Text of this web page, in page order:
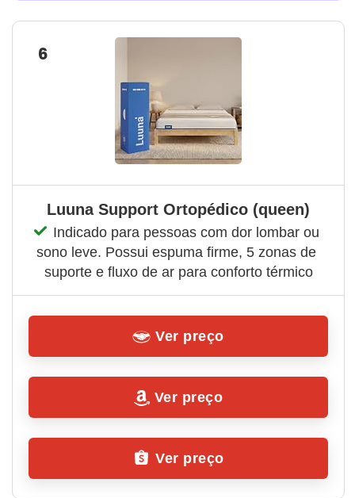
6
Luuna Support Ortopédico (queen)
Indicado para pessoas com dor lombar ou
sono leve. Possui espuma firme, 5 zonas de
suporte e fluxo de ar para conforto térmico
Ver preço
Ver preço
Ver preço